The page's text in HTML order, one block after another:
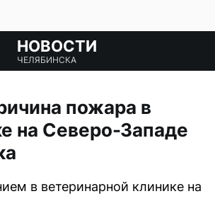
НОВОСТИ
ЧЕЛЯБИНСКА
пожара в
на Северо-Западе
в ветеринарной клинике на